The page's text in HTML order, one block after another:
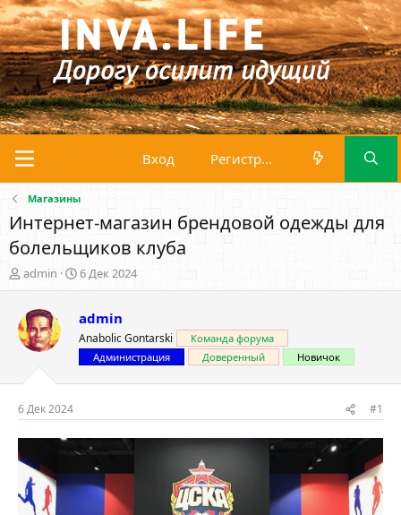
Вход Регистрация
Магазины
Интернет-магазин брендовой одежды для
болельщиков клуба
А
в
о
р
т
м
ы
admin
Д
а
а
н
а
ч
а
а
6 Дек 2024
admin
Anabolic Gontarski
Команда форума
Администрация
Доверенный Новичок
6 Дек 2024 #1